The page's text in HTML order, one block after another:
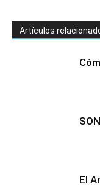
Artículos
El